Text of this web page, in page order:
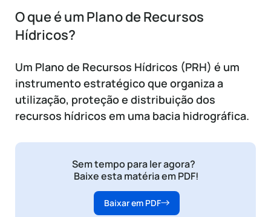
O que é um Plano de Recursos
Hídricos?
Um Plano de Recursos Hídricos (PRH) é um
instrumento estratégico que organiza a
utilização, proteção e distribuição dos
recursos hídricos em uma bacia hidrográfica.
Sem tempo para ler agora?
Baixe esta matéria em PDF!
Baixar em PDF